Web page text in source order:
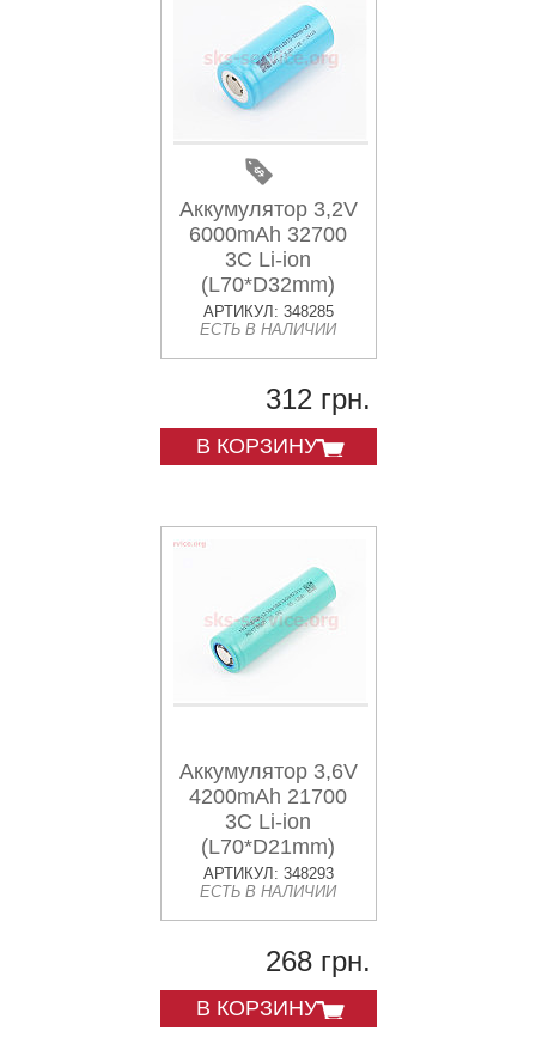
Аккумулятор 3,2V
6000mAh 32700
3C Li-ion
(L70*D32mm)
АРТИКУЛ: 348285
ЕСТЬ В НАЛИЧИИ
312 грн.
В КОРЗИНУ
Аккумулятор 3,6V
4200mAh 21700
3C Li-ion
(L70*D21mm)
АРТИКУЛ: 348293
ЕСТЬ В НАЛИЧИИ
268 грн.
В КОРЗИНУ